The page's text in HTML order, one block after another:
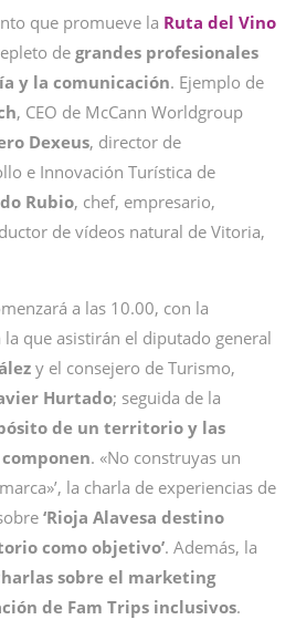
que promueve la Ruta del Vino
degrandes profesionales
y la comunicación. Ejemplo de
, CEO de McCann Worldgroup
Dexeus, director de
e Innovación Turística de
Rubio, chef, empresario,
de vídeos natural de Vitoria,
a las 10.00, con la
la que asistirán el diputado general
y el consejero de Turismo,
Hurtado; seguida de la
de un territorio y las
. «No construyas un
la charla de experiencias de
‘Rioja Alavesa destino
como objetivo’. Además, la
sobre el marketing
de Fam Trips inclusivos.